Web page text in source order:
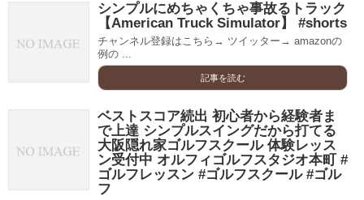
シンプルにめちゃくちゃ事故るトラック
【American Truck Simulator】 #shorts
チャンネル登録はこちら→ ツイッター→ amazonの
例の ...
記事を読む
ベストスコア続出 初心者から経験者ま
で上達 シンプルスイングだから打てる
大阪隠れ家ゴルフスクール 体験レッス
ン受付中 オルフィゴルフスタジオ本町 #
ゴルフレッスン #ゴルフスクール #ゴル
フ